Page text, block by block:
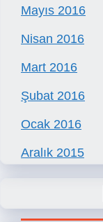
Mayıs 2016
Nisan 2016
Mart 2016
Şubat 2016
Ocak 2016
Aralık 2015